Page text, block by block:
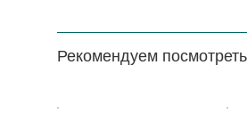
Рекомендуем посмотреть